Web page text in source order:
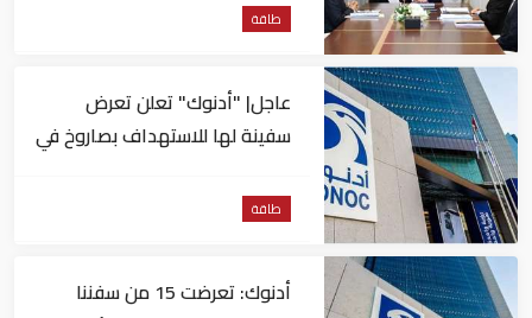
طاقة
عاجل| "أدنوك" تعلن تعرض
سفينة لها للاستهداف بصاروخ في
طاقة
أدنوك: تعرضت 15 من سفننا